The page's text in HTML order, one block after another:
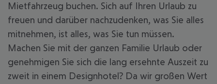
Mietfahrzeug buchen. Sich auf Ihren Urlaub zu
freuen und darüber nachzudenken, was Sie alles
mitnehmen, ist alles, was Sie tun müssen.
Machen Sie mit der ganzen Familie Urlaub oder
genehmigen Sie sich die lang ersehnte Auszeit zu
zweit in einem Designhotel? Da wir großen Wert